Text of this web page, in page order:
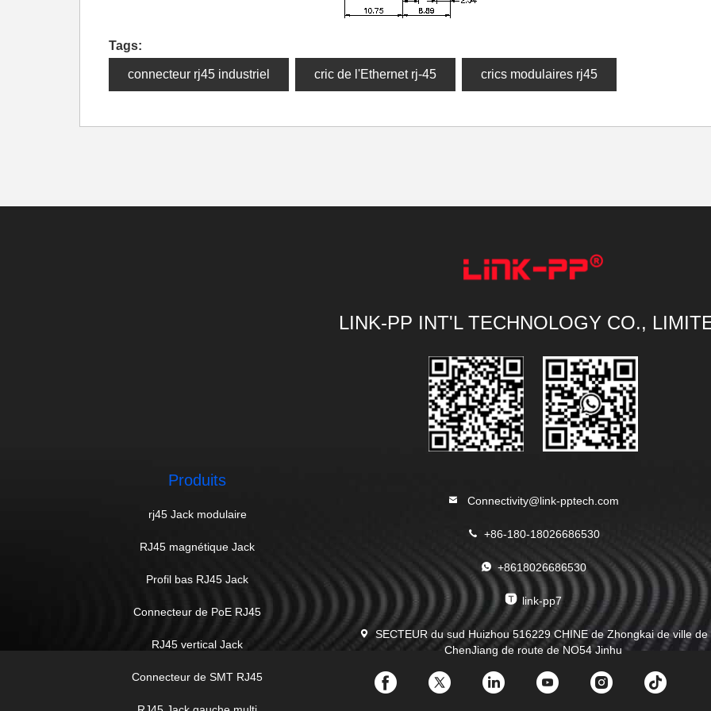
Tags:
connecteur rj45 industriel cric de l'Ethernet rj-45 crics modulaires rj45
LINK-PP INT'L TECHNOLOGY CO.,
Produits
rj45 Jack modulaire
RJ45 magnétique Jack
Profil bas RJ45 Jack
Connecteur de PoE RJ45
RJ45 vertical Jack
Connecteur de SMT RJ45
Connectivity@link-pptech.com
+86-180-18026686530
+8618026686530
link-pp7
SECTEUR du sud Huizhou 516229 CHINE de Zhongkai de ville de
ChenJiang de route de NO54 Jinhu